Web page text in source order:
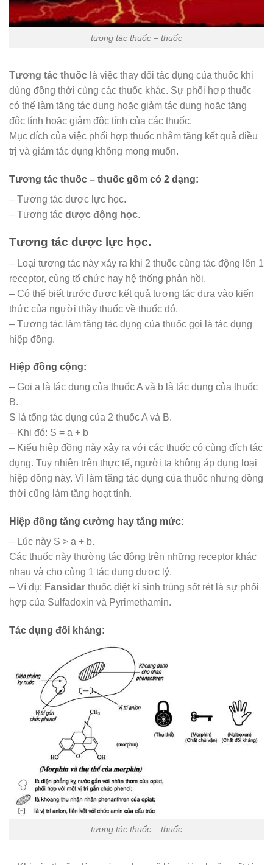
tương tác thuốc – thuốc
Tương tác thuốc là việc thay đổi tác dụng của thuốc khi
dùng đồng thời cùng các thuốc khác. Sự phối hợp thuốc
có thể làm tăng tác dụng hoặc giảm tác dụng hoặc tăng
độc tính hoặc giảm độc tính của các thuốc.
Mục đích của việc phối hợp thuốc nhằm tăng kết quả điều
trị và giảm tác dụng không mong muốn.
Tương tác thuốc – thuốc gồm có 2 dạng:
– Tương tác dược lực học.
– Tương tác dược động học.
Tương tác dược lực học.
– Loại tương tác này xảy ra khi 2 thuốc cùng tác động lên 1
receptor, cùng tổ chức hay hệ thống phản hồi.
– Có thể biết trước được kết quả tương tác dựa vào kiến
thức của người thầy thuốc về thuốc đó.
– Tương tác làm tăng tác dụng của thuốc gọi là tác dụng
hiệp đồng.
Hiệp đồng cộng:
– Gọi a là tác dụng của thuốc A và b là tác dụng của thuốc
B.
S là tổng tác dụng của 2 thuốc A và B.
– Khi đó: S = a + b
– Kiểu hiệp đồng này xảy ra với các thuốc có cùng đích tác
dụng. Tuy nhiên trên thực tế, người ta không áp dụng loại
hiệp đồng này. Vì làm tăng tác dụng của thuốc nhưng đồng
thời cũng làm tăng hoạt tính.
Hiệp đồng tăng cường hay tăng mức:
– Lúc này S > a + b.
Các thuốc này thường tác động trên những receptor khác
nhau và cho cùng 1 tác dụng dược lý.
– Ví dụ: Fansidar thuốc diệt kí sinh trùng sốt rét là sự phối
hợp của Sulfadoxin và Pyrimethamin.
Tác dụng đối kháng:
tương tác thuốc – thuốc